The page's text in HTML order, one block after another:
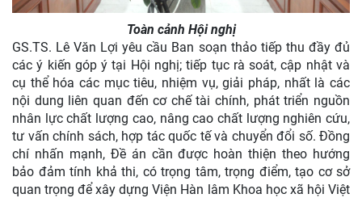
Toàn cảnh Hội nghị
GS.TS. Lê Văn Lợi yêu cầu Ban soạn thảo tiếp thu đầy đủ
các ý kiến góp ý tại Hội nghị; tiếp tục rà soát, cập nhật và
cụ thể hóa các mục tiêu, nhiệm vụ, giải pháp, nhất là các
nội dung liên quan đến cơ chế tài chính, phát triển nguồn
nhân lực chất lượng cao, nâng cao chất lượng nghiên cứu,
tư vấn chính sách, hợp tác quốc tế và chuyển đổi số. Đồng
chí nhấn mạnh, Đề án cần được hoàn thiện theo hướng
bảo đảm tính khả thi, có trọng tâm, trọng điểm, tạo cơ sở
quan trọng để xây dựng Viện Hàn lâm Khoa học xã hội Việt